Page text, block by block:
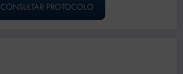
CONSULTAR PROTOCOLO